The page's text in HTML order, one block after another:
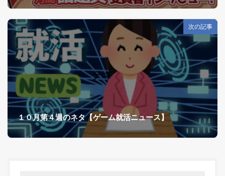
次の記事
１０月第４週のネタ【ゲーム就活ニュース】